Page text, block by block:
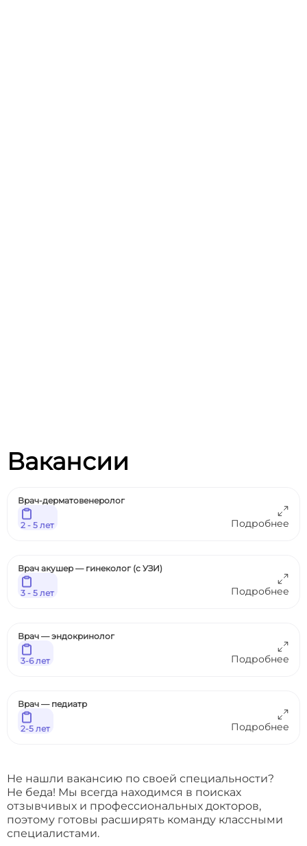
Вакансии
Врач-дерматовенеролог
Подробнее
2 - 5 лет
Врач акушер — гинеколог (с УЗИ)
Подробнее
3 - 5 лет
Врач — эндокринолог
Подробнее
3-6 лет
Врач — педиатр
Подробнее
2-5 лет
Не нашли вакансию по своей специальности?
Не беда! Мы всегда находимся в поисках
отзывчивых и профессиональных докторов,
поэтому готовы расширять команду классными
специалистами.